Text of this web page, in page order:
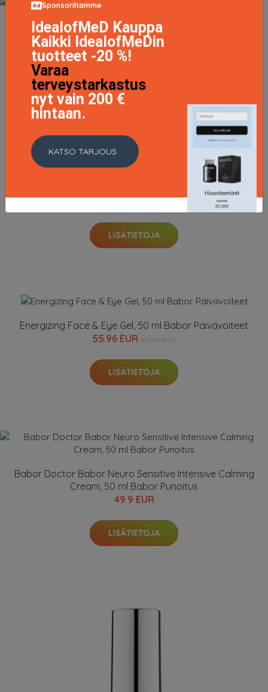
Cleanformance Moisture Glow Day Cream, 50 ml Babor
Päivävoiteet
50.9 EUR
LISÄTIETOJA
Liquid Eyeliner, 1 ml Babor Eyeliner
28.95 EUR
LISÄTIETOJA
Energizing Face & Eye Gel, 50 ml Babor Päivävoiteet
55.96 EUR
LISÄTIETOJA
Babor Doctor Babor Neuro Sensitive Intensive Calming
Cream, 50 ml Babor Punoitus
49.9 EUR
LISÄTIETOJA
Sponsoriltamme
IdealofMeD Kauppa
Kaikki IdealofMeDin
tuotteet -20 %!
Varaa
terveystarkastus
nyt vain 200 €
hintaan.
KATSO TARJOUS